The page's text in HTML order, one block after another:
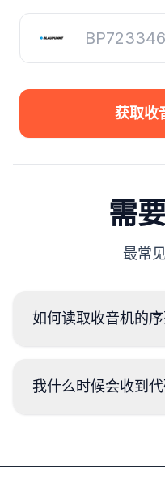
获取收
需
最常
如何读取收音机的序
签上的代码。通常，序
我什么时候会收到代